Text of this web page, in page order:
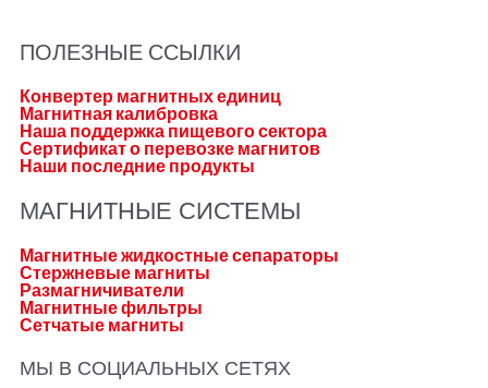
ПОЛЕЗНЫЕ ССЫЛКИ
Конвертер магнитных единиц
Магнитная калибровка
Наша поддержка пищевого сектора
Сертификат о перевозке магнитов
Наши последние продукты
МАГНИТНЫЕ СИСТЕМЫ
Магнитные жидкостные сепараторы
Стержневые магниты
Размагничиватели
Магнитные фильтры
Сетчатые магниты
МЫ В СОЦИАЛЬНЫХ СЕТЯХ